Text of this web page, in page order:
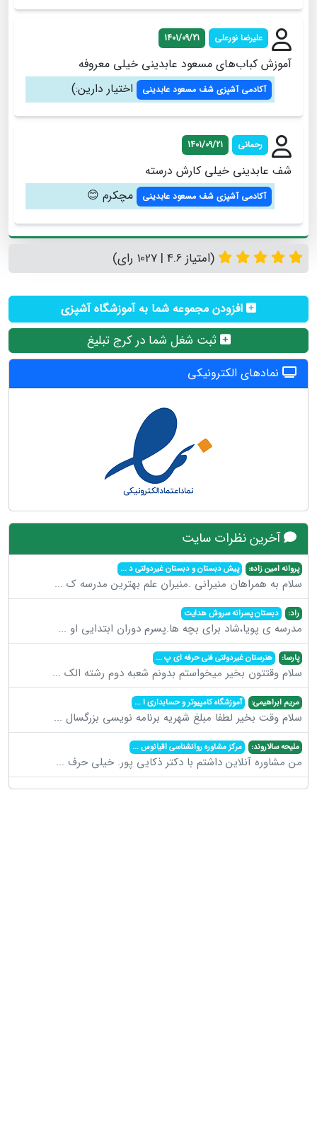
علیرضا نورعلی 1401/09/21
آموزش کباب‌های مسعود عابدینی خیلی معروفه
آکادمی آشپزی شف مسعود عابدینی اختیار دارین:)
رحمانی 1401/09/21
شف عابدینی خیلی کارش درسته
آکادمی آشپزی شف مسعود عابدینی مچکرم 😊
(امتیاز 4.6 | 1027 رای)
افزودن مجموعه شما به آموزشگاه آشپزی
ثبت شغل شما در کرج تبلیغ
نمادهای الکترونیکی
آخرین نظرات سایت
پروانه امین زاده: پیش دبستان و دبستان غیردولتی د...
سلام به همراهان منیرانی .منیران علم بهترین مدرسه ک ...
راد: دبستان پسرانه سروش هدایت
مدرسه ی پویا،شاد برای بچه ها.پسرم دوران ابتدایی او ...
پارسا: هنرستان غیردولتی فنی حرفه ای پ...
سلام وقتتون بخیر میخواستم بدونم شعبه دوم رشته الک ...
مریم ابراهیمی: آموزشگاه کامپیوتر و حسابداری ا...
سلام وقت بخیر لطفا مبلغ شهریه برنامه نویسی بزرگسال ...
ملیحه سالاروند: مرکز مشاوره روانشناسی اقیانوس...
من مشاوره آنلاین داشتم با دکتر ذکایی پور. خیلی حرف ...